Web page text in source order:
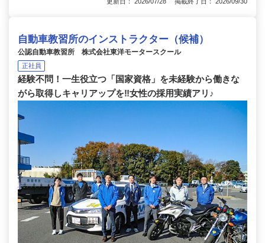
自動車教習所のインストラクター（候補）
公認自動車教習所 株式会社東洋モータースクール
正社員
経験不問！一生役立つ「国家資格」を未経験から働きな
がら取得しキャリアップを‼女性の採用実績アリ♪